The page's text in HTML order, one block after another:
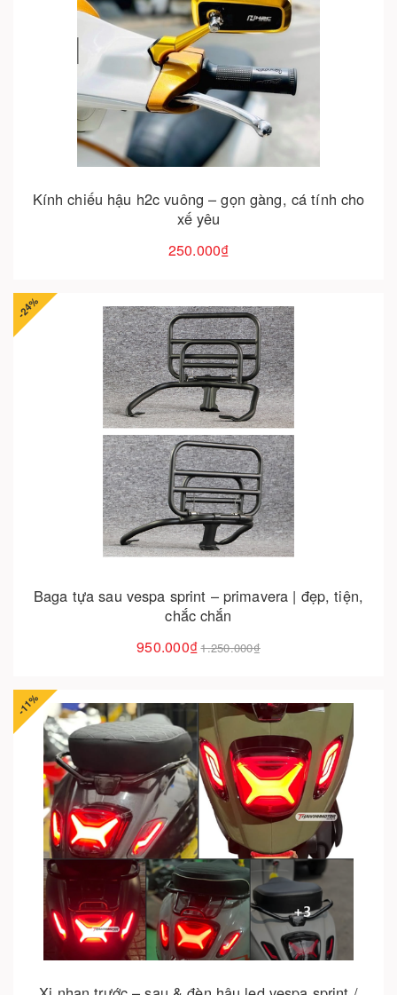
Kính chiếu hậu h2c vuông – gọn gàng, cá tính cho
xế yêu
250.000₫
Cho vào giỏ hàng
-24%
Baga tựa sau vespa sprint – primavera | đẹp, tiện,
chắc chắn
950.000₫1.250.000₫
Cho vào giỏ hàng
-11%
Cho vào giỏ hàng